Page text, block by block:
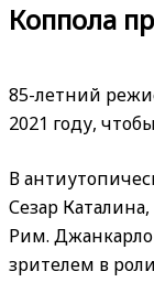
Коппола
85-летний
2021 году,
В
Сезар
Рим. Джанкарло
зрителем в